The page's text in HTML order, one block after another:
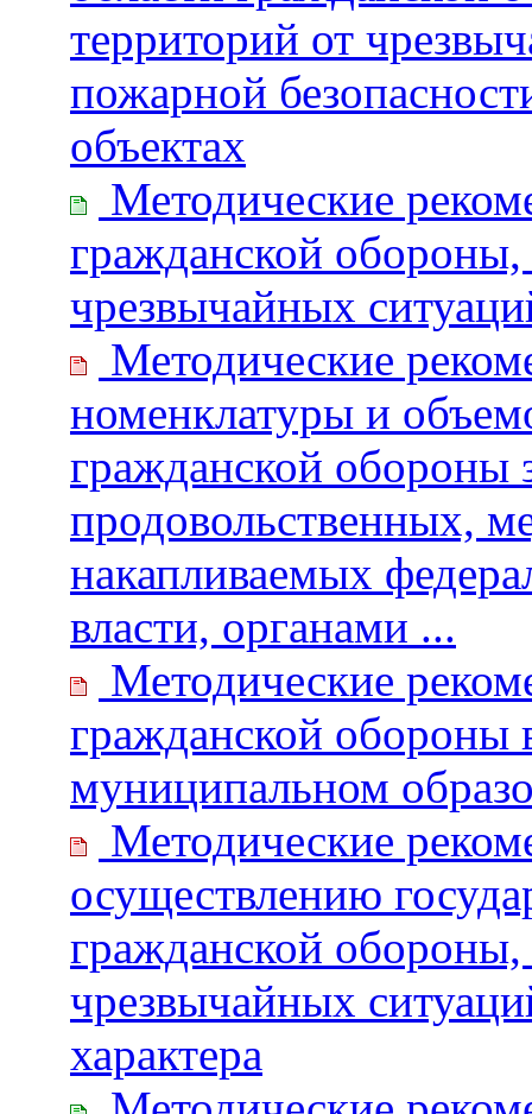
территорий от
пожарной
объектах
Методические
гражданской
чрезвычайных
Методические
номенклатуры и
гражданской обороны
продовольственных,
накапливаемых
власти, органами ...
Методические
гражданской обороны
муниципальном
Методические
осуществлению
гражданской
чрезвычайных
характера